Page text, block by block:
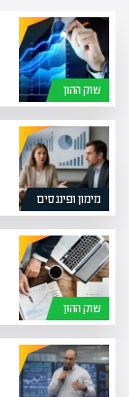
שוק ההון
מימון ופיננסים
שוק ההון